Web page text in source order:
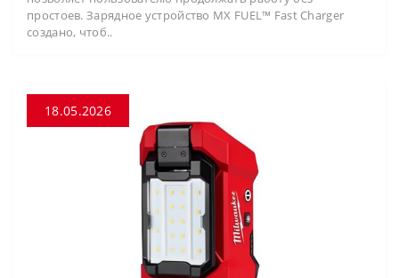
простоев. Зарядное устройство MX FUEL™ Fast Charger
создано, чтоб..
18.05.2026